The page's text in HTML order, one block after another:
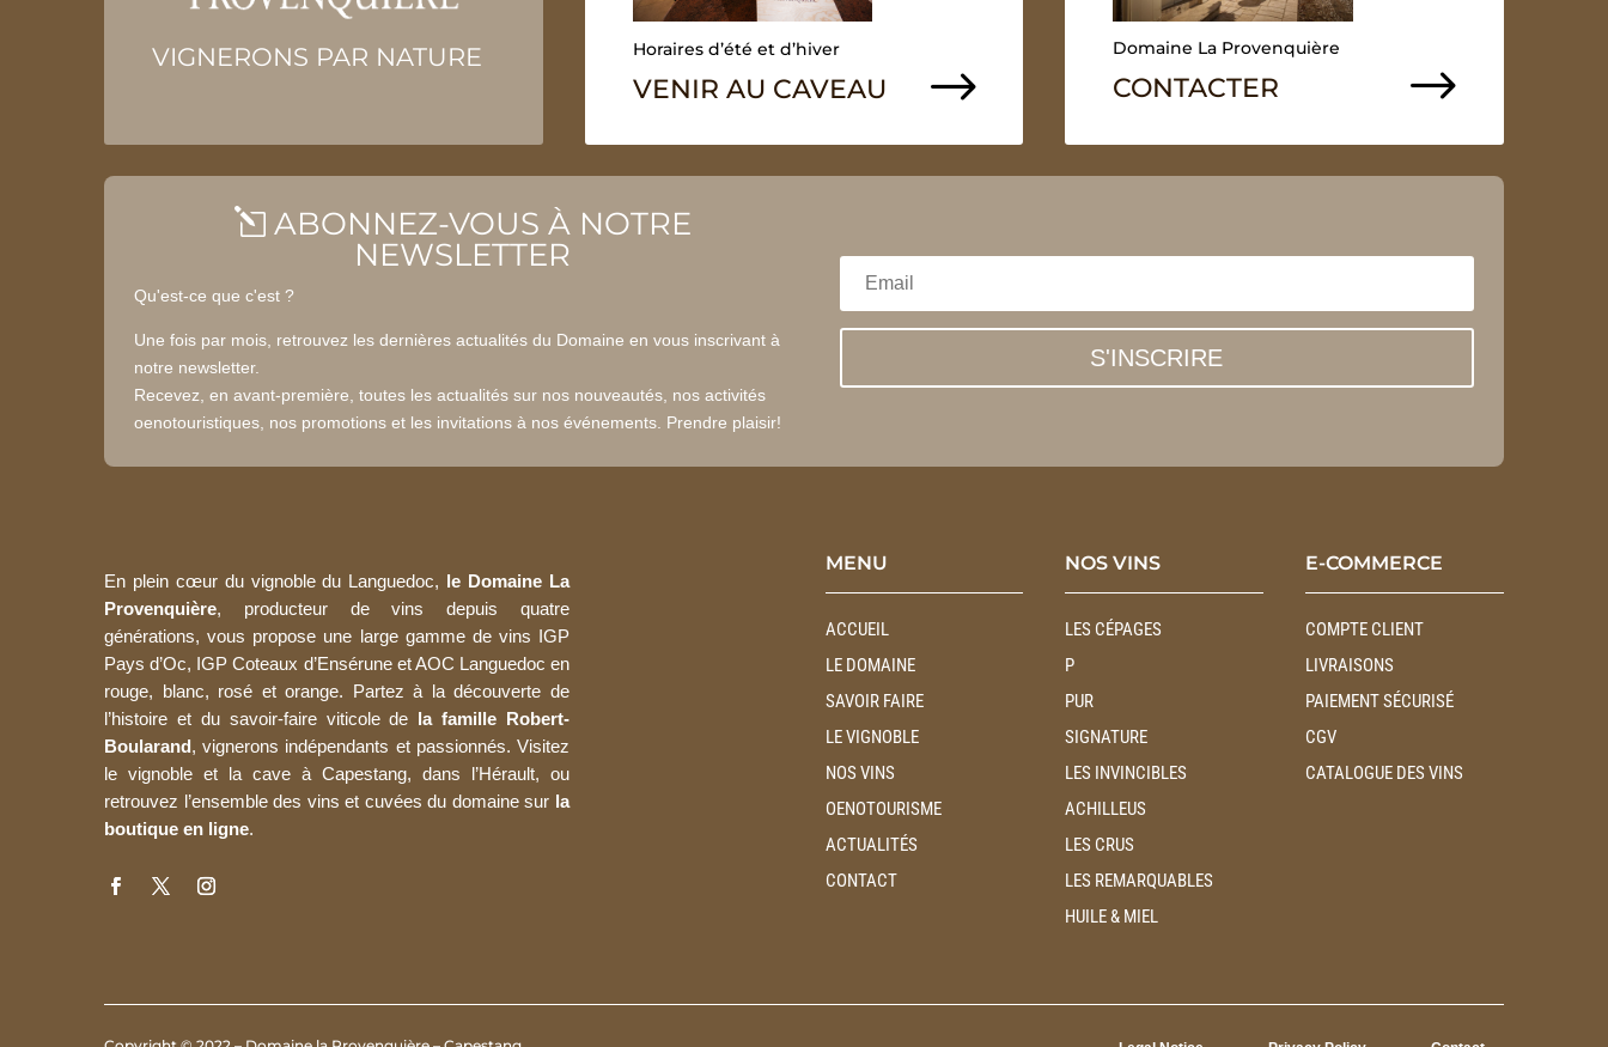
VIGNERONS PAR NATURE Horaires d’été et d’hiver
VENIR AU CAVEAU $
Domaine La Provenquière
CONTACTER $
lABONNEZ-VOUS À NOTRE
NEWSLETTER
Qu'est-ce que c'est ?
Une fois par mois, retrouvez les dernières actualités du Domaine en vous inscrivant à
notre newsletter.
Recevez, en avant-première, toutes les actualités sur nos nouveautés, nos activités
oenotouristiques, nos promotions et les invitations à nos événements. Prendre plaisir!
S'INSCRIRE
En plein cœur du vignoble du Languedoc, le Domaine La
Provenquière, producteur de vins depuis quatre
générations, vous propose une large gamme de vins IGP
Pays d’Oc, IGP Coteaux d’Ensérune et AOC Languedoc en
rouge, blanc, rosé et orange. Partez à la découverte de
l’histoire et du savoir-faire viticole de la famille Robert-
Boularand, vignerons indépendants et passionnés. Visitez
le vignoble et la cave à Capestang, dans l’Hérault, ou
retrouvez l’ensemble des vins et cuvées du domaine sur la
boutique en ligne.
MENU
ACCUEIL
LE DOMAINE
SAVOIR FAIRE
LE VIGNOBLE
NOS VINS
OENOTOURISME
ACTUALITÉS
CONTACT
NOS VINS
LES CÉPAGES
P
PUR
SIGNATURE
LES INVINCIBLES
ACHILLEUS
LES CRUS
LES REMARQUABLES
HUILE & MIEL
E-COMMERCE
COMPTE CLIENT
LIVRAISONS
PAIEMENT SÉCURISÉ
CGV
CATALOGUE DES VINS